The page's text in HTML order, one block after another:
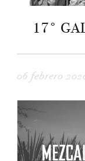
17°
06 febrero